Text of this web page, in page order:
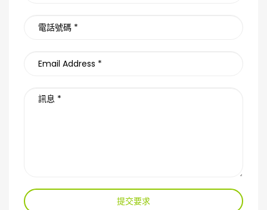
提交要求